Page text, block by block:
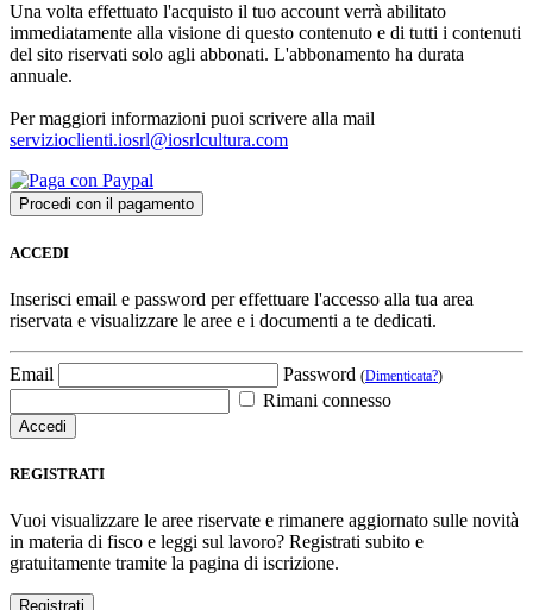
Una volta effettuato l'acquisto il tuo account verrà abilitato
immediatamente alla visione di questo contenuto e di tutti i contenuti
del sito riservati solo agli abbonati. L'abbonamento ha durata
annuale.
Per maggiori informazioni puoi scrivere alla mail
servizioclienti.iosrl@iosrlcultura.com
ACCEDI
Inserisci email e password per effettuare l'accesso alla tua area
riservata e visualizzare le aree e i documenti a te dedicati.
Email Password (Dimenticata?)
Rimani connesso
REGISTRATI
Vuoi visualizzare le aree riservate e rimanere aggiornato sulle novità
in materia di fisco e leggi sul lavoro? Registrati subito e
gratuitamente tramite la pagina di iscrizione.